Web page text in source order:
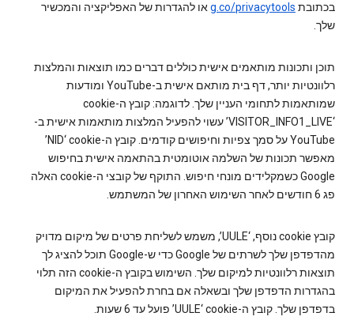
בכתובת g.co/privacytoolsאו להגדרות של האפליקציה והמכשיר
שלך.
תוכן ותכונות מותאמים אישית כוללים דברים כמו תוצאות והמלצות
רלוונטיות יותר, דף בית מותאם אישית ב-YouTube ומודעות
‘VISITOR_INFO1_LIVE’ עשוי להפעיל המלצות מותאמות אישית ב-
YouTube על סמך צפיות וחיפושים קודמים. קובץ ה-cookie‏ ‘NID’
מאפשר תכונות של השלמה אוטומטית בהתאמה אישית בחיפוש
Google כשמקלידים מונחי חיפוש. התוקף של קובצי ה-cookie האלה
פג 6 חודשים לאחר השימוש האחרון של המשתמש.
קובץ cookie‏ נוסף, ‘UULE’, משמש לשליחת פרטים של מיקום מדויק
מהדפדפן שלך לשרתים של Google כדי ש-Google תוכל להציג לך
תוצאות רלוונטיות למיקום שלך. השימוש בקובץ ה-cookie הזה תלוי
בהגדרות הדפדפן שלך ובשאלה אם בחרת להפעיל את המיקום
בדפדפן שלך. קובץ ה-cookie‏ ‘UULE’ פועל עד 6 שעות.